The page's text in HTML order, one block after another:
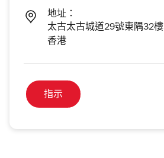
地址：
太古太古城道29號東隅32樓
香港
指示